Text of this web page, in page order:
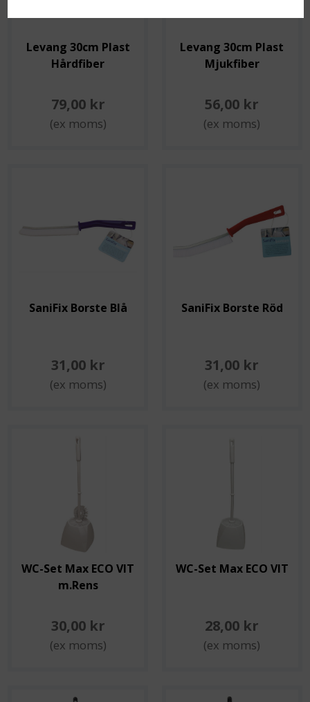
Levang 30cm Plast
Hårdfiber
79,00 kr
(ex moms)
Levang 30cm Plast
Mjukfiber
56,00 kr
(ex moms)
SaniFix Borste Blå
31,00 kr
(ex moms)
SaniFix Borste Röd
31,00 kr
(ex moms)
WC-Set Max ECO VIT
m.Rens
30,00 kr
(ex moms)
WC-Set Max ECO VIT
28,00 kr
(ex moms)